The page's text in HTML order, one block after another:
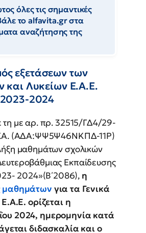
όλες τις σημαντικές
το alfavita.gr στα
αναζήτησης της
εξετάσεων των
και Λυκείων Ε.Α.Ε.
2023-2024
τη με αρ. πρ. 32515/ΓΔ4/29-
(ΑΔΑ:ΨΨ5Ψ46ΝΚΠΔ-11Ρ)
μαθημάτων σχολικών
Εκπαίδευσης
2024»(Β΄2086), η
μαθημάτων για τα Γενικά
ορίζεται η
2024, ημερομηνία κατά
διδασκαλία και ο